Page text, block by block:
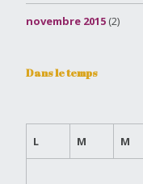
novembre 2015 (2)
Dans le temps
L M M